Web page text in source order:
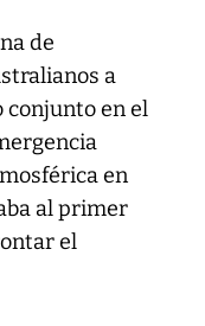
de
a
en el
en
al primer
el